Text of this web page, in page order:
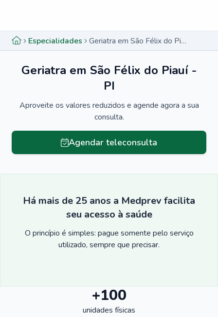
Especialidades Geriatra em São Félix do Piauí - PI
Geriatra em São Félix do Piauí -
PI
Aproveite os valores reduzidos e agende agora a sua
consulta.
Agendar teleconsulta
Há mais de 25 anos a Medprev facilita
seu acesso à saúde
O princípio é simples: pague somente pelo serviço
utilizado, sempre que precisar.
+100
unidades físicas